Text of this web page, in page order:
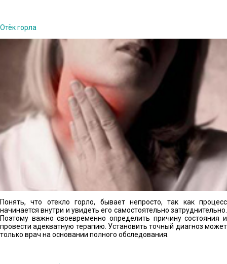
Отёк горла
Понять, что отекло горло, бывает непросто, так как процесс
начинается внутри и увидеть его самостоятельно затруднительно.
Поэтому важно своевременно определить причину состояния и
провести адекватную терапию. Установить точный диагноз может
только врач на основании полного обследования.